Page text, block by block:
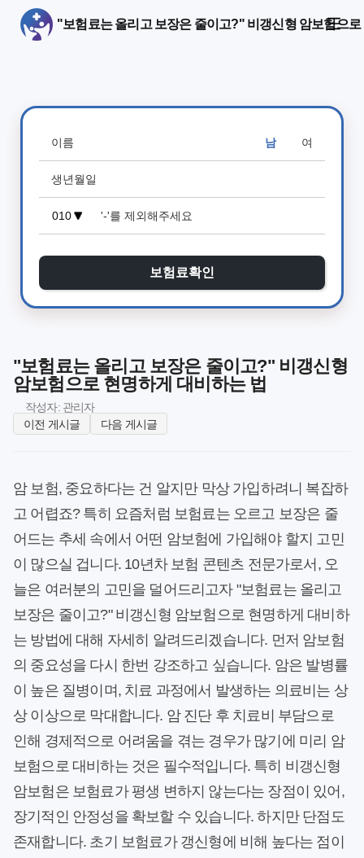
"보험료는 올리고 보장은 줄이고?" 비갱신형 암보험으
남 여
보험료확인
"보험료는 올리고 보장은 줄이고?" 비갱신형
암보험으로 현명하게 대비하는 법
작성자: 관리자
이전 게시글
다음 게시글
암 보험, 중요하다는 건 알지만 막상 가입하려니 복잡하
고 어렵죠? 특히 요즘처럼 보험료는 오르고 보장은 줄
어드는 추세 속에서 어떤 암보험에 가입해야 할지 고민
이 많으실 겁니다. 10년차 보험 콘텐츠 전문가로서, 오
늘은 여러분의 고민을 덜어드리고자 "보험료는 올리고
보장은 줄이고?" 비갱신형 암보험으로 현명하게 대비하
는 방법에 대해 자세히 알려드리겠습니다. 먼저 암보험
의 중요성을 다시 한번 강조하고 싶습니다. 암은 발병률
이 높은 질병이며, 치료 과정에서 발생하는 의료비는 상
상 이상으로 막대합니다. 암 진단 후 치료비 부담으로
인해 경제적으로 어려움을 겪는 경우가 많기에 미리 암
보험으로 대비하는 것은 필수적입니다. 특히 비갱신형
암보험은 보험료가 평생 변하지 않는다는 장점이 있어,
장기적인 안정성을 확보할 수 있습니다. 하지만 단점도
존재합니다. 초기 보험료가 갱신형에 비해 높다는 점이